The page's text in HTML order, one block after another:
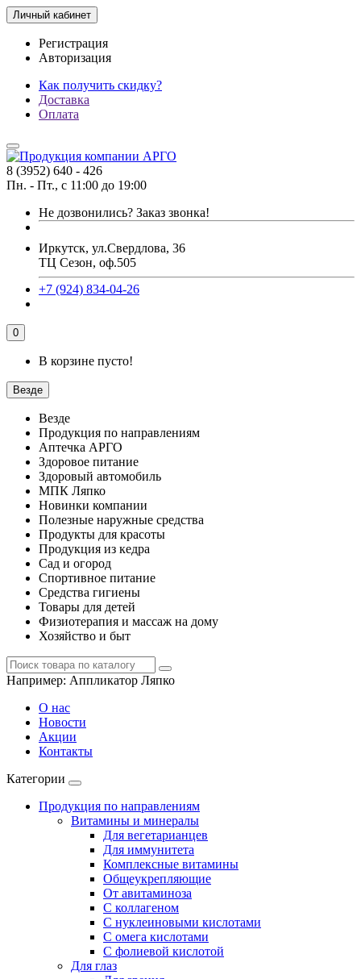
Личный кабинет
Регистрация
Авторизация
Как получить скидку?
Доставка
Оплата
8 (3952) 640 - 426
Пн. - Пт., с 11:00 до 19:00
Не дозвонились? Заказ звонка!
Иркутск, ул.Свердлова, 36
ТЦ Сезон, оф.505
+7 (924) 834-04-26
0
В корзине пусто!
Везде
Везде
Продукция по направлениям
Аптечка АРГО
Здоровое питание
Здоровый автомобиль
МПК Ляпко
Новинки компании
Полезные наружные средства
Продукты для красоты
Продукция из кедра
Сад и огород
Спортивное питание
Средства гигиены
Товары для детей
Физиотерапия и массаж на дому
Хозяйство и быт
Например: Аппликатор Ляпко
О нас
Новости
Акции
Контакты
Категории
Продукция по направлениям
Витамины и минералы
Для вегетарианцев
Для иммунитета
Комплексные витамины
Общеукрепляющие
От авитаминоза
С коллагеном
С нуклеиновыми кислотами
С омега кислотами
С фолиевой кислотой
Для глаз